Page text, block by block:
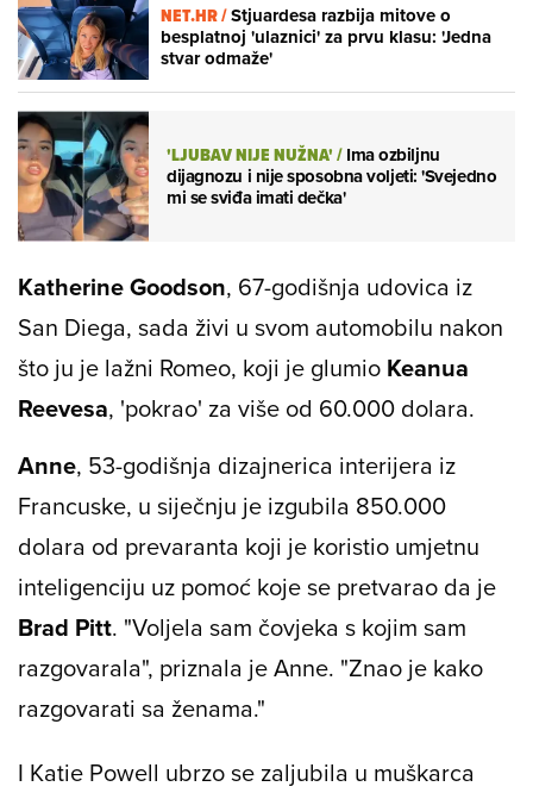
NET.HR /Stjuardesa razbija mitove o
besplatnoj 'ulaznici' za prvu klasu: 'Jedna
stvar odmaže'
'LJUBAV NIJE NUŽNA'/Ima ozbiljnu
dijagnozu i nije sposobna voljeti: 'Svejedno
mi se sviđa imati dečka'
Katherine Goodson, 67-godišnja udovica iz
San Diega, sada živi u svom automobilu nakon
što ju je lažni Romeo, koji je glumio Keanua
Reevesa, 'pokrao' za više od 60.000 dolara.
Anne, 53-godišnja dizajnerica interijera iz
Francuske, u siječnju je izgubila 850.000
dolara od prevaranta koji je koristio umjetnu
inteligenciju uz pomoć koje se pretvarao da je
Brad Pitt. "Voljela sam čovjeka s kojim sam
razgovarala", priznala je Anne. "Znao je kako
razgovarati sa ženama."
I Katie Powell ubrzo se zaljubila u muškarca